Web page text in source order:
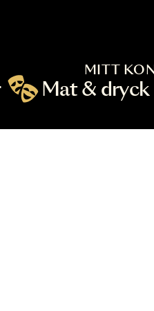
(primary) SV